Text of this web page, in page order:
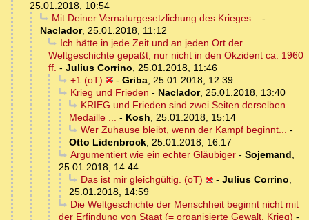
25.01.2018, 10:54
Mit Deiner Vernaturgesetzlichung des Krieges... -
Naclador, 25.01.2018, 11:12
Ich hätte in jede Zeit und an jeden Ort der
Weltgeschichte gepaßt, nur nicht in den Okzident ca. 1960
ff. - Julius Corrino, 25.01.2018, 11:46
+1 (oT)
- Griba, 25.01.2018, 12:39
Krieg und Frieden - Naclador, 25.01.2018, 13:40
KRIEG und Frieden sind zwei Seiten derselben
Medaille ... - Kosh, 25.01.2018, 15:14
Wer Zuhause bleibt, wenn der Kampf beginnt... -
Otto Lidenbrock, 25.01.2018, 16:17
Argumentiert wie ein echter Gläubiger- Sojemand,
25.01.2018, 14:44
Das ist mir gleichgültig. (oT)
- Julius Corrino,
25.01.2018, 14:59
Die Weltgeschichte der Menschheit beginnt nicht mit
der Erfindung von Staat (= organisierte Gewalt, Krieg) -